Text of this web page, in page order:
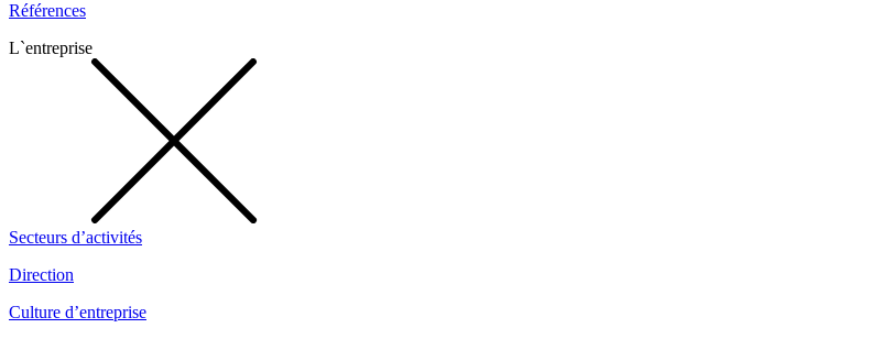
Références
L`entreprise
Secteurs d’activités
Direction
Culture d’entreprise